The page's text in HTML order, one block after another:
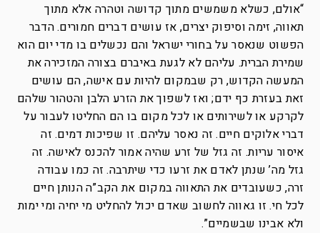
“אולם, כשלא משמשים מתוך קדושה וטהרה אלא מתוך
תאווה, זימה וסיפוק יצרים, אז עושים דברים חמורים. הדבר
הפשוט שנאסר על בחורי ישראל והם נכשלים בו מדי יום הוא
שמירת הברית. עליהם לא לגעת באיברם בצורה המזכירה את
המעשה הקדוש, רק שבמקום להיות עם אישה, הם עושים
זאת בעזרת כף ידם; ואז לשפוך את הזרע הלבן והטהור שלהם
לקרקע או לשירותים או לכל מקום בו הם החליטו לעבור על
דברי אלוקים חיים. זה נאסר עליהם. זו שפיכות דמים. זה
איסור עריות. זה גזל של זרע שהיה אמור להכנס לאישה. זה
גזל מה’ שנתן לאדם את זרעו כדי שיתרבה. זה כמו עבודה
זרה, כשעובדים את התאווה במקום את הקב”ה הנותן חיים
לכל חי. זו גאווה לחשוב שאדם יכול להחליט מי יחיה ומי ימות
ולא אבינו שבשמיים”.